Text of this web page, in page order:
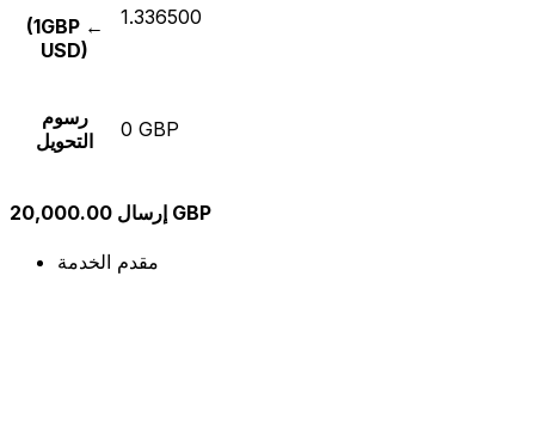
(1GBP ←
USD)
1.336500
رسوم
التحويل
0 GBP
إرسال 20,000.00 GBP
مقدم الخدمة